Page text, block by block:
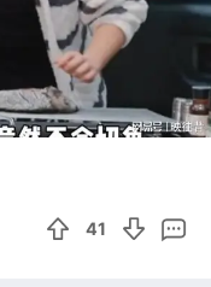
02:15
41